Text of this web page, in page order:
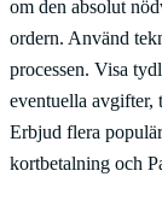
om den absolut
ordern. Använd
processen. Visa
eventuella avgifter,
Erbjud flera
kortbetalning och